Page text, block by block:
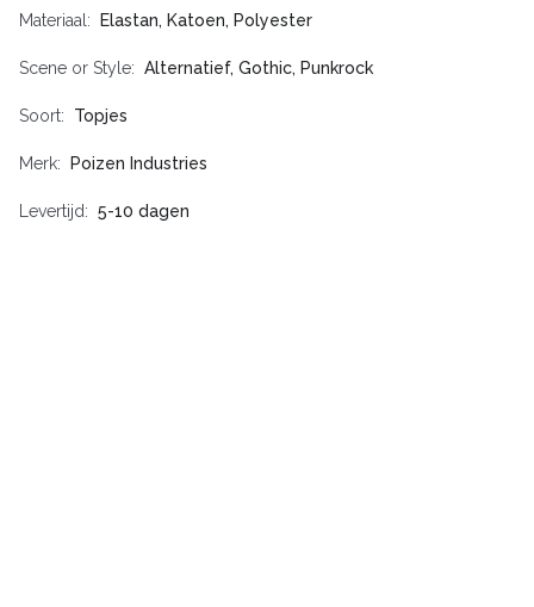
Materiaal Elastan, Katoen, Polyester
Scene or Style Alternatief, Gothic, Punkrock
Soort Topjes
Merk Poizen Industries
Levertijd 5-10 dagen